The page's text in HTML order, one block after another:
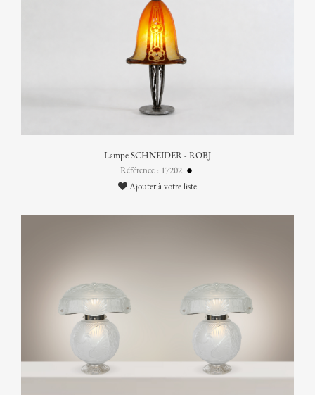
Lampe SCHNEIDER - ROBJ
Référence : 17202
Ajouter à votre liste